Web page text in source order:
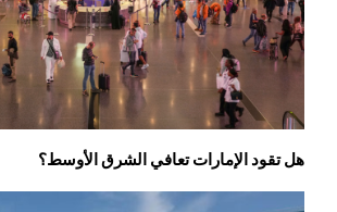
هل تقود الإمارات تعافي الشرق الأوسط؟